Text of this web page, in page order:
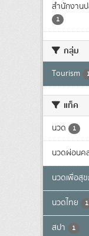
สำนักงาน
1
กลุ่ม
Tourism
แท็ค
นวด 1
นวดผ่อนค
นวดเพื่อสุ
นวดไทย 1
สปา 1